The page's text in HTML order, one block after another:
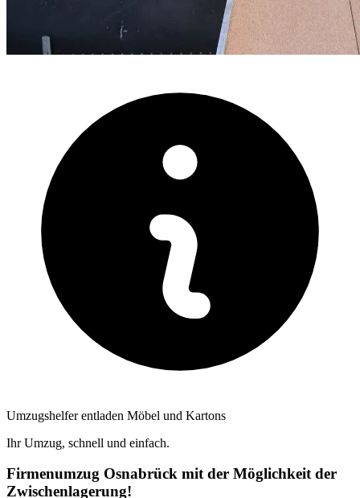
Umzugshelfer entladen Möbel und Kartons
Ihr Umzug, schnell und einfach.
Firmenumzug Osnabrück mit der Möglichkeit der
Zwischenlagerung!